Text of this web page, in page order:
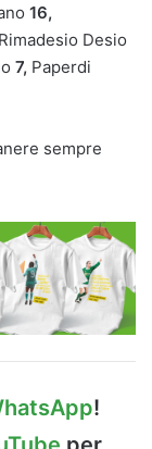
16,
Rimadesio Desio
7, Paperdi
sempre
!